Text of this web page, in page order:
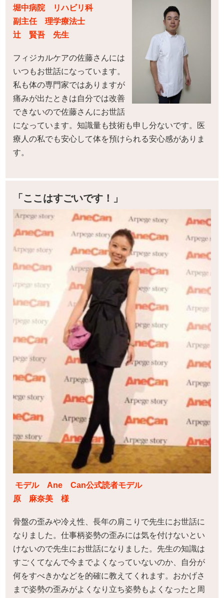
堀中病院 リハビリ科
副主任 理学療法士
辻 賢吾 先生
フィジカルケアの佐藤さんには
いつもお世話になっています。
私も体の専門家ではありますが
痛みが出たときは自分では改善
できないので佐藤さんにお世話
になっています。知識量も技術も申し分ないです。医
療人の私でも安心して体を預けられる安心感がありま
す。
「ここはすごいです！」
モデル Ane Can公式読者モデル
原 麻奈美 様
骨盤の歪みや冷え性、長年の肩こりで先生にお世話に
なりました。仕事柄姿勢の歪みには気を付けないとい
けないので先生にお世話になりました。先生の知識は
すごくてなんで今までよくなっていないのか、自分が
何をすべきかなどを的確に教えてくれます。おかげさ
まで姿勢の歪みがよくなり立ち姿勢もよくなったと周